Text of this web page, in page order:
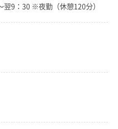
9：30 ※夜勤（休憩120分）